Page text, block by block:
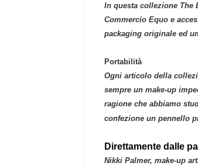
In questa collezione The
Commercio Equo e
packaging originale ed
Portabilità
Ogni articolo della
sempre un make-up
ragione che abbiamo
confezione un pennello
Direttamente dalle
Nikki Palmer, make-up